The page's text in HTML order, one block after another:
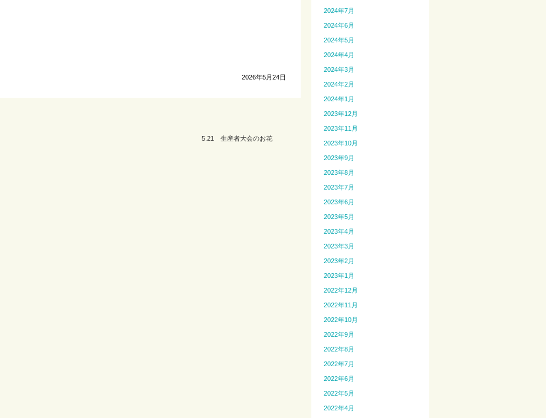
2026年5月24日
5.21 生産者大会のお花
2024年7月
2024年6月
2024年5月
2024年4月
2024年3月
2024年2月
2024年1月
2023年12月
2023年11月
2023年10月
2023年9月
2023年8月
2023年7月
2023年6月
2023年5月
2023年4月
2023年3月
2023年2月
2023年1月
2022年12月
2022年11月
2022年10月
2022年9月
2022年8月
2022年7月
2022年6月
2022年5月
2022年4月